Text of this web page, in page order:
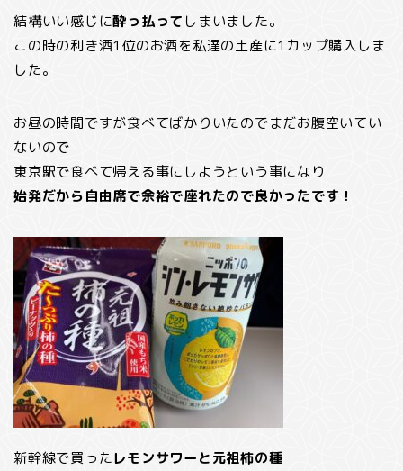
結構いい感じに酔っ払って しまいました。
この時の利き酒1位のお酒を私達の土産に1カップ購入しま
した。
お昼の時間ですが食べてばかりいたのでまだお腹空いてい
ないので
東京駅で食べて帰える事にしようという事になり
始発だから自由席で余裕で座れたので良かったです！
新幹線で買ったレモンサワーと元祖柿の種